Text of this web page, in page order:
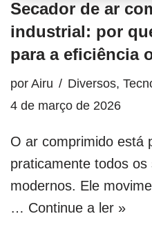
Secador de ar
industrial: por
para a eficiência
por Airu Diversos,
4 de março de 2026
O ar comprimido está
praticamente todos
modernos. Ele
… Continue a ler »